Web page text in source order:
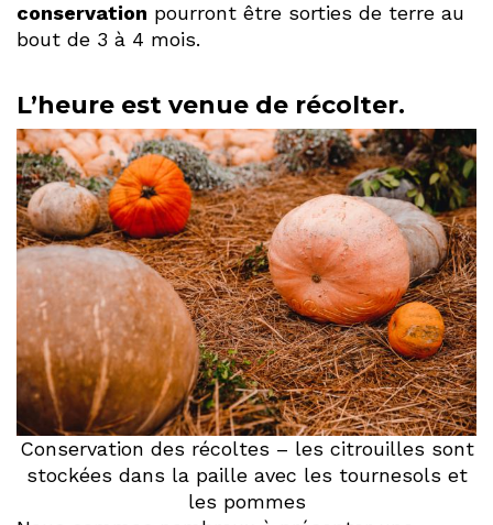
conservation pourront être sorties de terre au
bout de 3 à 4 mois.
L’heure est venue de récolter.
Conservation des récoltes – les citrouilles sont
stockées dans la paille avec les tournesols et
les pommes